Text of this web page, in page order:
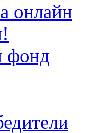
онлайн
фонд